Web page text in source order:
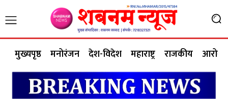
मुख्यपृष्ठ मनोरंजन देश-विदेश महाराष्ट्र राजकीय आरोग्य